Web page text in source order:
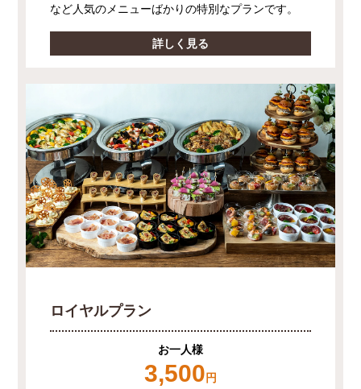
など人気のメニューばかりの特別なプランです。
詳しく見る
ロイヤルプラン
お一人様
3,500 円